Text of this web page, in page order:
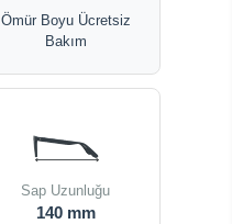
Ömür Boyu Ücretsiz
Bakım
Sap Uzunluğu
140 mm